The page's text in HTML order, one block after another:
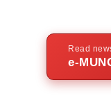
Read
e-